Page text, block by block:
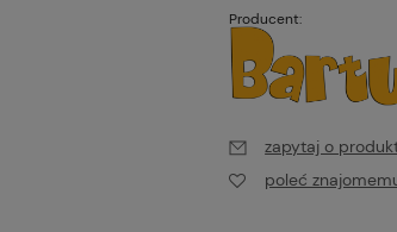
Producent:
zapytaj o
poleć